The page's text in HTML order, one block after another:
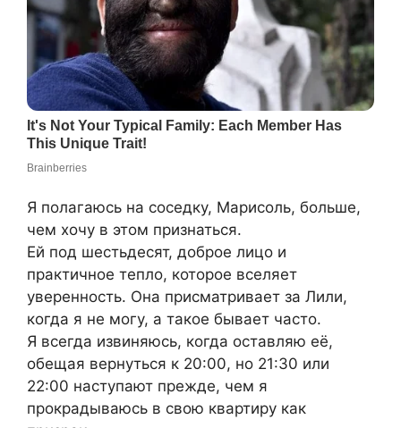
Я полагаюсь на соседку, Марисоль, больше,
чем хочу в этом признаться.
Ей под шестьдесят, доброе лицо и
практичное тепло, которое вселяет
уверенность. Она присматривает за Лили,
когда я не могу, а такое бывает часто.
Я всегда извиняюсь, когда оставляю её,
обещая вернуться к 20:00, но 21:30 или
22:00 наступают прежде, чем я
прокрадываюсь в свою квартиру как